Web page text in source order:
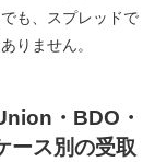
も、スプレッドで
りません。
・BDO・
ス別の受取